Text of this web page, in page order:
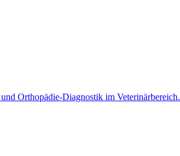
Orthopädie-Diagnostik im Veterinärbereich.